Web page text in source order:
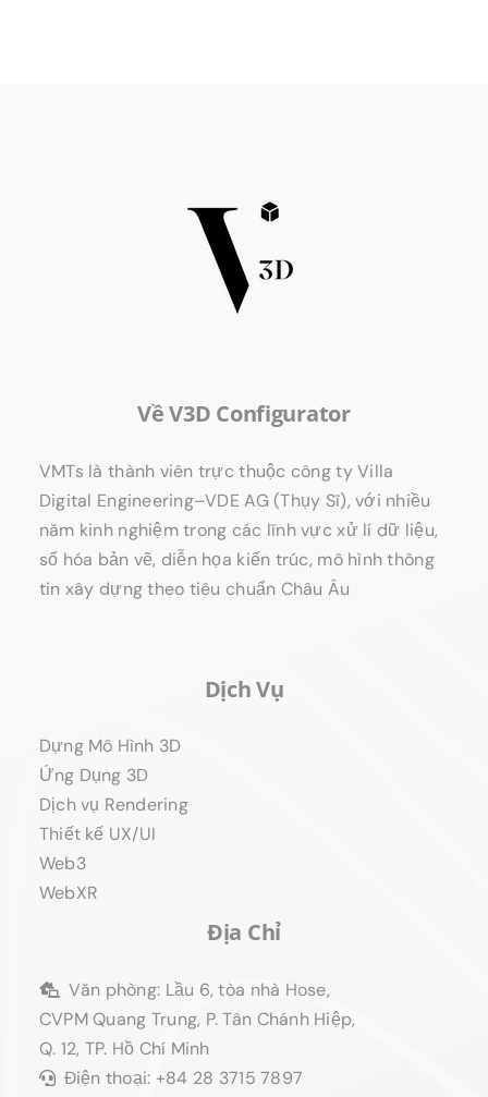
Về V3D Configurator
VMTs là thành viên trực thuộc công ty Villa
Digital Engineering–VDE AG (Thụy Sĩ), với nhiều
năm kinh nghiệm trong các lĩnh vực xử lí dữ liệu,
số hóa bản vẽ, diễn họa kiến trúc, mô hình thông
tin xây dựng theo tiêu chuẩn Châu Âu
Dịch Vụ
Dựng Mô Hình 3D
Ứng Dụng 3D
Dịch vụ Rendering
Thiết kế UX/UI
Web3
WebXR
Địa Chỉ
Văn phòng: Lầu 6, tòa nhà Hose,
CVPM Quang Trung, P. Tân Chánh Hiệp,
Q. 12, TP. Hồ Chí Minh
Điện thoại: +84 28 3715 7897